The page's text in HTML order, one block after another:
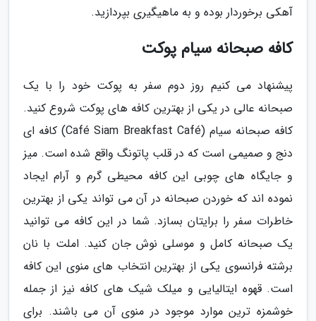
آهکی برخوردار بوده و به ماهیگیری بپردازید.
کافه صبحانه سیام پوکت
پیشنهاد می کنیم روز دوم سفر به پوکت خود را با یک
صبحانه عالی در یکی از بهترین کافه های پوکت شروع کنید.
کافه صبحانه سیام (Café Siam Breakfast Café) کافه ای
دنج و صمیمی است که در قلب پاتونگ واقع شده است. میز
و جایگاه های چوبی این کافه محیطی گرم و آرام ایجاد
نموده اند که خوردن صبحانه در آن می تواند یکی از بهترین
خاطرات سفر را برایتان بسازد. شما در این کافه می توانید
یک صبحانه کامل و موسلی نوش جان کنید. املت با نان
برشته فرانسوی یکی از بهترین انتخاب های منوی این کافه
است. قهوه ایتالیایی و میلک شیک های کافه نیز از جمله
خوشمزه ترین موارد موجود در منوی آن می باشند. برای